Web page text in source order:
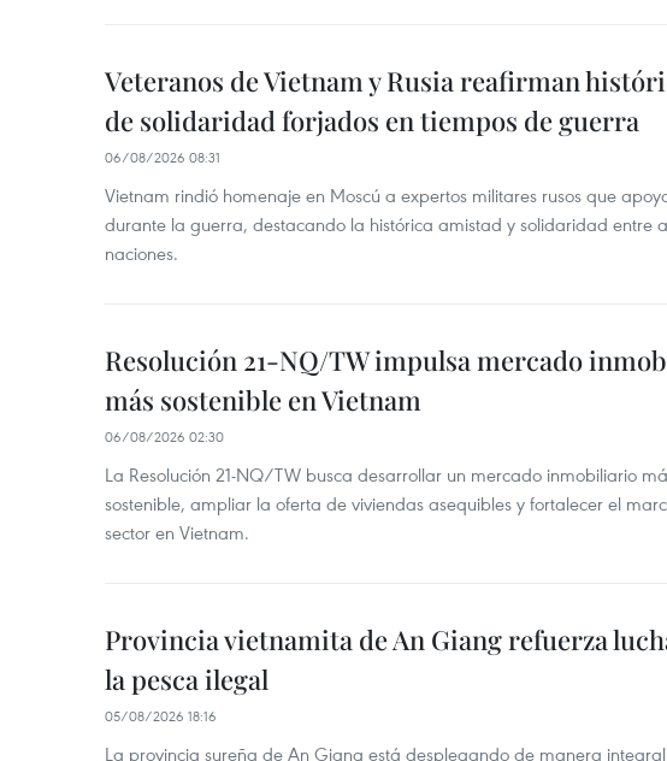
Veteranos de Vietnam y Rusia reafirman
de solidaridad forjados en tiempos de guerra
06/08/2026 08:31
Vietnam rindió homenaje en Moscú a expertos militares rusos que
durante la guerra, destacando la histórica amistad y solidaridad entre
naciones.
Resolución 21-NQ/TW impulsa mercado
más sostenible en Vietnam
06/08/2026 02:30
La Resolución 21-NQ/TW busca desarrollar un mercado inmobiliario
sostenible, ampliar la oferta de viviendas asequibles y fortalecer el
sector en Vietnam.
Provincia vietnamita de An Giang refuerza
la pesca ilegal
05/08/2026 18:16
La provincia sureña de An Giang está desplegando de manera